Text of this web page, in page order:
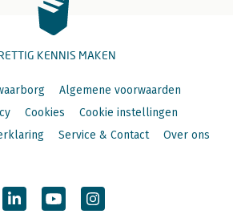
KENNIS MAKEN
Algemene voorwaarden
Cookies
Cookie instellingen
Service & Contact Over ons